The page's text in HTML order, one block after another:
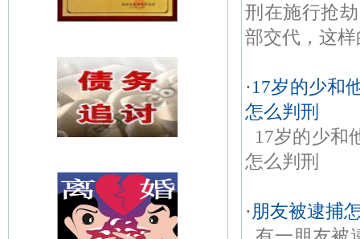
刑在施行抢
部交代，这
·17岁的少和
怎么判刑
17岁的少和
怎么判刑
·朋友被逮捕